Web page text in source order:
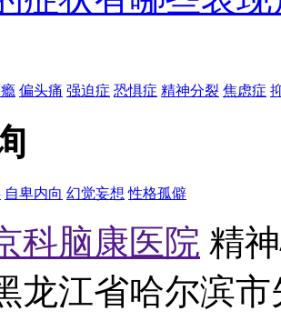
偏头痛 强迫症 恐惧症 精神分裂 焦虑症
自卑内向 幻觉妄想 性格孤僻
科脑康医院 精
龙江省哈尔滨